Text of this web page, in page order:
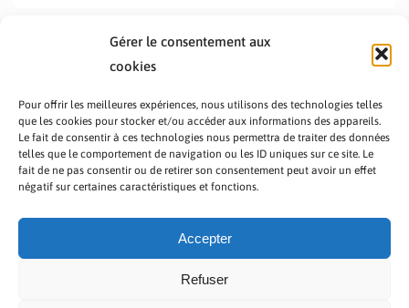
Gérer le consentement aux
cookies
Pour offrir les meilleures expériences, nous utilisons des technologies telles
que les cookies pour stocker et/ou accéder aux informations des appareils.
Le fait de consentir à ces technologies nous permettra de traiter des données
telles que le comportement de navigation ou les ID uniques sur ce site. Le
fait de ne pas consentir ou de retirer son consentement peut avoir un effet
négatif sur certaines caractéristiques et fonctions.
Accepter
Refuser
PRÉSENTATION TOUTAFRICA
A PROPOS